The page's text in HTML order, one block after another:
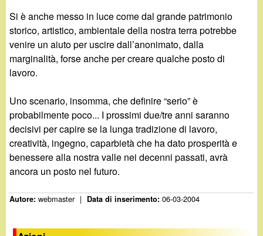
Si è anche messo in luce come dal grande patrimonio
storico, artistico, ambientale della nostra terra potrebbe
venire un aiuto per uscire dall’anonimato, dalla
marginalità, forse anche per creare qualche posto di
lavoro.
Uno scenario, insomma, che definire “serio” è
probabilmente poco... I prossimi due/tre anni saranno
decisivi per capire se la lunga tradizione di lavoro,
creatività, ingegno, caparbietà che ha dato prosperità e
benessere alla nostra valle nei decenni passati, avrà
ancora un posto nel futuro.
Autore:webmaster | Data di inserimento:06-03-2004